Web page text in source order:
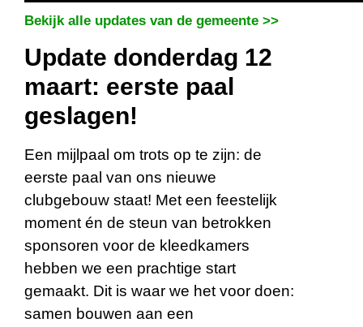
Bekijk alle updates van de gemeente >>
Update donderdag 12
maart: eerste paal
geslagen!
Een mijlpaal om trots op te zijn: de
eerste paal van ons nieuwe
clubgebouw staat! Met een feestelijk
moment én de steun van betrokken
sponsoren voor de kleedkamers
hebben we een prachtige start
gemaakt. Dit is waar we het voor doen:
samen bouwen aan een